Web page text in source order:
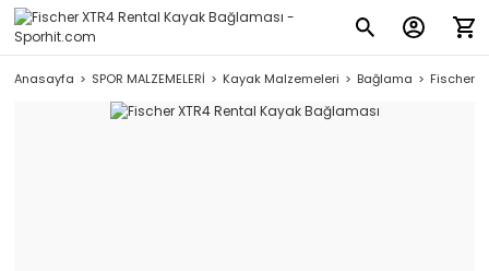
Anasayfa SPOR MALZEMELERİ Kayak Malzemeleri Bağlama Fischer